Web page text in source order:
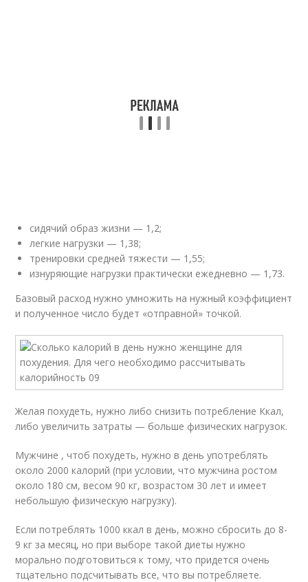
сидячий образ жизни — 1,2;
легкие нагрузки — 1,38;
тренировки средней тяжести — 1,55;
изнуряющие нагрузки практически ежедневно — 1,73.
Базовый расход нужно умножить на нужный коэффициент
и полученное число будет «отправной» точкой.
Желая похудеть, нужно либо снизить потребление Ккал,
либо увеличить затраты — больше физических нагрузок.
Мужчине , чтоб похудеть, нужно в день употреблять
около 2000 калорий (при условии, что мужчина ростом
около 180 см, весом 90 кг, возрастом 30 лет и имеет
небольшую физическую нагрузку).
Если потреблять 1000 ккал в день, можно сбросить до 8-
9 кг за месяц, но при выборе такой диеты нужно
морально подготовиться к тому, что придется очень
тщательно подсчитывать все, что вы потребляете.